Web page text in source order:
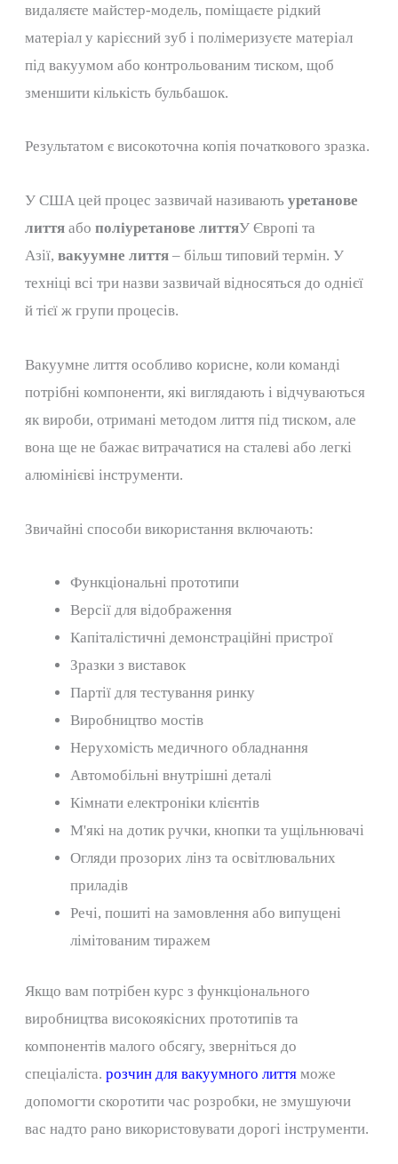
видаляєте майстер-модель, поміщаєте рідкий
матеріал у карієсний зуб і полімеризуєте матеріал
під вакуумом або контрольованим тиском, щоб
зменшити кількість бульбашок.
Результатом є високоточна копія початкового зразка.
У США цей процес зазвичай називаютьуретанове
лиття абополіуретанове литтяУ Європі та
Азії,вакуумне лиття – більш типовий термін. У
техніці всі три назви зазвичай відносяться до однієї
й тієї ж групи процесів.
Вакуумне лиття особливо корисне, коли команді
потрібні компоненти, які виглядають і відчуваються
як вироби, отримані методом лиття під тиском, але
вона ще не бажає витрачатися на сталеві або легкі
алюмінієві інструменти.
Звичайні способи використання включають:
Функціональні прототипи
Версії для відображення
Капіталістичні демонстраційні пристрої
Зразки з виставок
Партії для тестування ринку
Виробництво мостів
Нерухомість медичного обладнання
Автомобільні внутрішні деталі
Кімнати електроніки клієнтів
М'які на дотик ручки, кнопки та ущільнювачі
Огляди прозорих лінз та освітлювальних
приладів
Речі, пошиті на замовлення або випущені
лімітованим тиражем
Якщо вам потрібен курс з функціонального
виробництва високоякісних прототипів та
компонентів малого обсягу, зверніться до
спеціаліста. розчин для вакуумного лиття може
допомогти скоротити час розробки, не змушуючи
вас надто рано використовувати дорогі інструменти.